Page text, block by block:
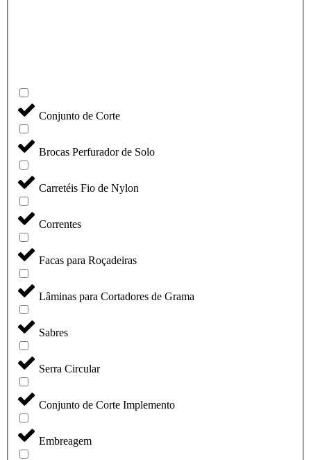
Conjunto de Corte
Brocas Perfurador de Solo
Carretéis Fio de Nylon
Correntes
Facas para Roçadeiras
Lâminas para Cortadores de Grama
Sabres
Serra Circular
Conjunto de Corte Implemento
Embreagem